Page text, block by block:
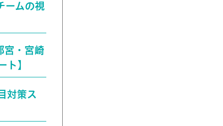
ームの視
宮・宮崎
】
対策ス